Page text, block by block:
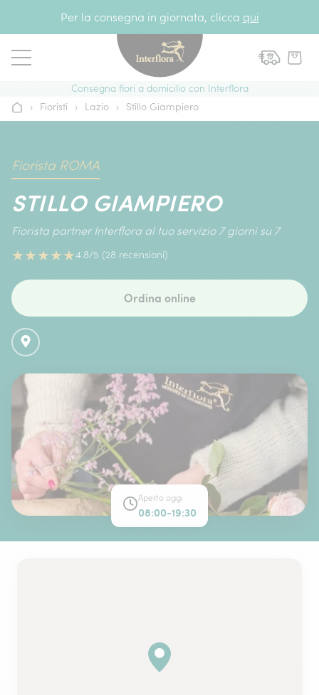
Per la consegna in giornata, clicca qui
Consegna fiori a domicilio con Interflora
Home› Fioristi › Lazio › Stillo Giampiero
Fiorista ROMA
STILLO GIAMPIERO
Fiorista partner Interflora al tuo servizio 7 giorni su 7
★★★★★4.8/5 (28 recensioni)
Ordina online
Aperto oggi
08:00-19:30